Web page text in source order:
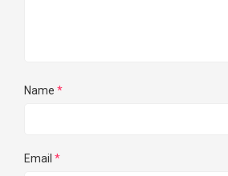
Name *
Email *